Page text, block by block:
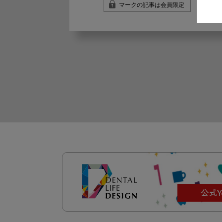
マークの記事は会員限定